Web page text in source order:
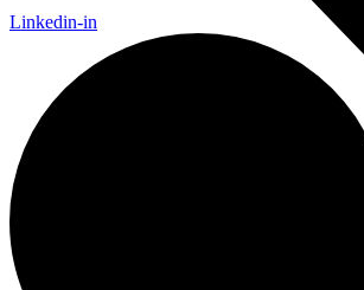
Linkedin-in